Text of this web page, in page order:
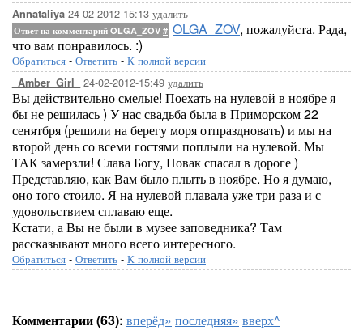
Annataliya 24-02-2012-15:13 удалить
Ответ на комментарий OLGA_ZOV # OLGA_ZOV, пожалуйста. Рада,
что вам понравилось. :)
Обратиться - Ответить - К полной версии
_Amber_Girl_ 24-02-2012-15:49 удалить
Вы действительно смелые! Поехать на нулевой в ноябре я
бы не решилась ) У нас свадьба была в Приморском 22
сенятбря (решили на берегу моря отпраздновать) и мы на
второй день со всеми гостями поплыли на нулевой. Мы
ТАК замерзли! Слава Богу, Новак спасал в дороге )
Представляю, как Вам было плыть в ноябре. Но я думаю,
оно того стоило. Я на нулевой плавала уже три раза и с
удовольствием сплаваю еще.
Кстати, а Вы не были в музее заповедника? Там
рассказывают много всего интересного.
Обратиться - Ответить - К полной версии
Комментарии (63): вперёд» последняя» вверх^